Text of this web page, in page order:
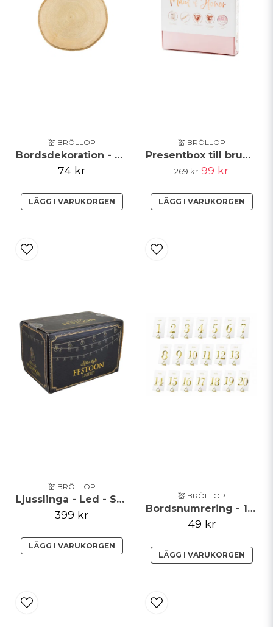
💒 BRÖLLOP
Bordsdekoration - Träskiva
74 kr
LÄGG I VARUKORGEN
💒 BRÖLLOP
Presentbox till brudtärna Partybox
269 kr 99 kr
LÄGG I VARUKORGEN
💒 BRÖLLOP
Ljusslinga - Led - Svart
399 kr
LÄGG I VARUKORGEN
💒 BRÖLLOP
Bordsnumrering - 1-20 - Clear/Guld
49 kr
LÄGG I VARUKORGEN
Skicka fråga